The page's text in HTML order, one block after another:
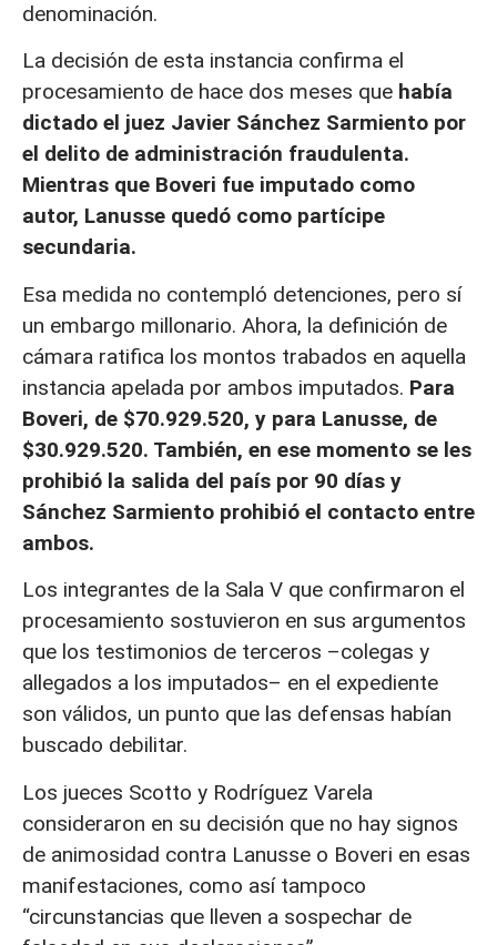
denominación.
La decisión de esta instancia confirma el
procesamiento de hace dos meses que había
dictado el juez Javier Sánchez Sarmiento por
el delito de administración fraudulenta.
Mientras que Boveri fue imputado como
autor, Lanusse quedó como partícipe
secundaria.
Esa medida no contempló detenciones, pero sí
un embargo millonario. Ahora, la definición de
cámara ratifica los montos trabados en aquella
instancia apelada por ambos imputados. Para
Boveri, de $70.929.520, y para Lanusse, de
$30.929.520. También, en ese momento se les
prohibió la salida del país por 90 días y
Sánchez Sarmiento prohibió el contacto entre
ambos.
Los integrantes de la Sala V que confirmaron el
procesamiento sostuvieron en sus argumentos
que los testimonios de terceros –colegas y
allegados a los imputados– en el expediente
son válidos, un punto que las defensas habían
buscado debilitar.
Los jueces Scotto y Rodríguez Varela
consideraron en su decisión que no hay signos
de animosidad contra Lanusse o Boveri en esas
manifestaciones, como así tampoco
“circunstancias que lleven a sospechar de